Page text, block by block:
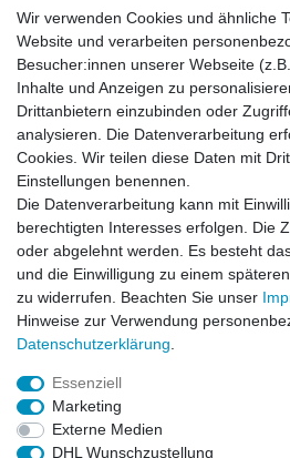
E-Mail:info[at]kreativplotter.de
Telefon:0202-87063640
Öffnungszeiten:
Montag bis Freitag von 8.30 - 15.30 Uhr
Kontaktformular
Informationen
Registrieren
Widerrufsrecht
Datenschutzerklärung
AGB
Impressum
Widerrufsbutton
Wir verwenden Cookies und ähnliche
Website und verarbeiten
Besucher:innen unserer Webseite
Inhalte und Anzeigen zu
Drittanbietern einzubinden oder
analysieren. Die Datenverarbeitung
Cookies. Wir teilen diese Daten mit
Einstellungen benennen.
Die Datenverarbeitung kann mit
berechtigten Interesses erfolgen. Die
oder abgelehnt werden. Es besteht
und die Einwilligung zu einem
zu widerrufen. Beachten Sie unser
Hinweise zur Verwendung
Daten­schutz­erklärung
Essenziell
Marketing
Externe Medien
DHL Wunschzustellung